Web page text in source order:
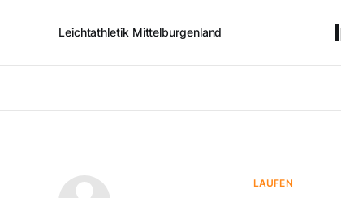
Leichtathletik Mittelburgenland
LAUFEN